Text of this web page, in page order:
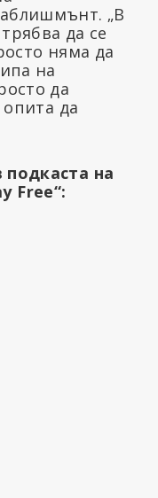
„В
да се
няма да
на
да
опита да
на
Free“: